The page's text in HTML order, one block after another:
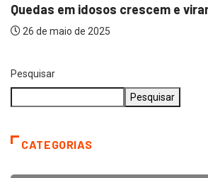
Gaia Longevidade 2025
Pesquisar
Pesquisar
CATEGORIAS